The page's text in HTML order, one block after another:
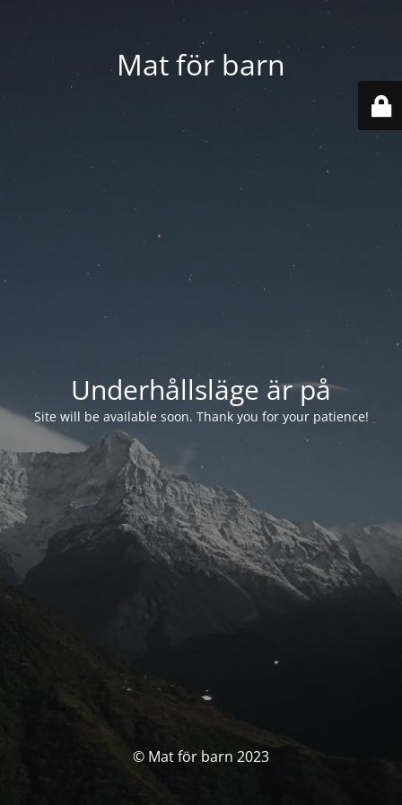
Mat för barn
Underhållsläge är på
Site will be available soon. Thank you for your patience!
© Mat för barn 2023